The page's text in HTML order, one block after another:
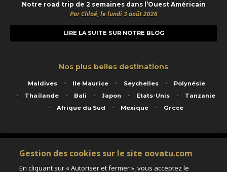
Notre road trip de 2 semaines dans l’Ouest Américain
Par Chloé, le lundi 3 août 2026
LIRE LA SUITE SUR NOTRE BLOG
Nos plus belles destinations
Maldives Ile Maurice Seychelles
Polynésie
Thaïlande
Bali Japon Etats-Unis
Tanzanie
Afrique du Sud
Mexique Grèce
Service animé par Nautil Voyages - 22 rue Georges Picquart 75017 Paris - S.A.S
au capital de 155 696 euros - RCS Paris B 423 671 973 - Code APE 7911Z
Matricule Atout France IM075100020 - Garantie financière Groupama - Agrément IATA
Gestion des cookies sur le site oovatu.com
En cliquant sur « Autoriser et fermer », vous acceptez le